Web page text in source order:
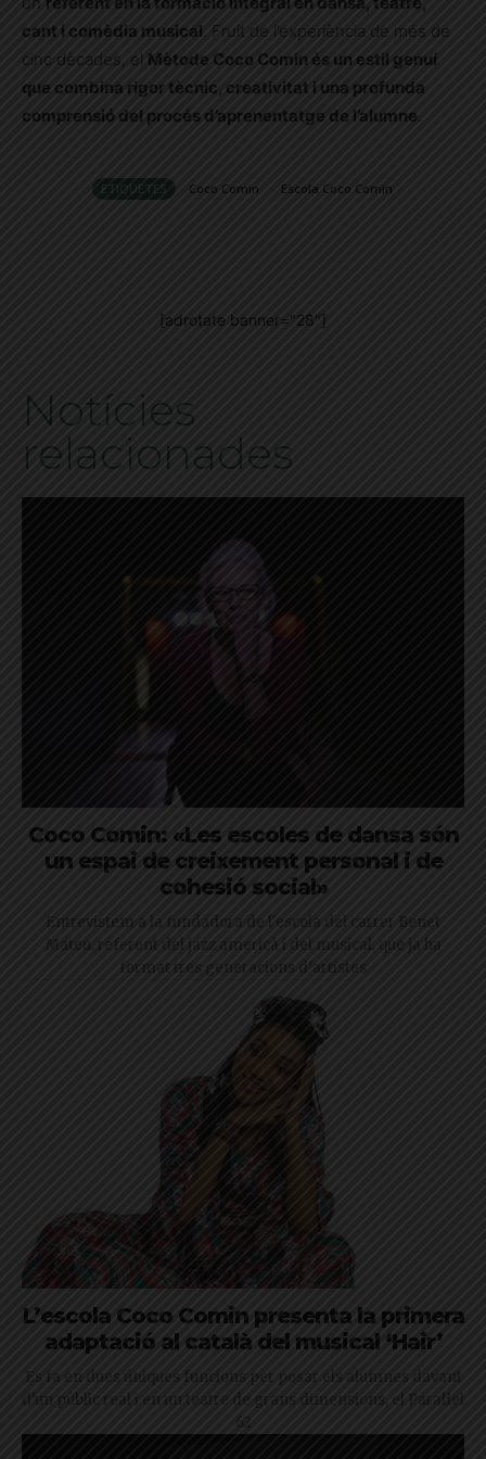
cant i comèdia musical. Fruit de l’experiència de més de
cinc dècades, el Mètode Coco Comin és un estil genuí
que combina rigor tècnic, creativitat i una profunda
comprensió del procés d’aprenentatge de l’alumne .
ETIQUETES Coco Comin Escola Coco Comin
[adrotate banner="28"]
Notícies
relacionades
Coco Comin: «Les escoles de dansa són
un espai de creixement personal i de
cohesió social»
Entrevistem a la fundadora de l'escola del carrer Benet
Mateu, referent del jazz americà i del musical, que ja ha
format tres generacions d’artistes
L’escola Coco Comin presenta la primera
adaptació al català del musical ‘Hair’
Es fa en dues úniques funcions per posar els alumnes davant
d'un públic real i en un teatre de grans dimensions, el Paral·lel
62